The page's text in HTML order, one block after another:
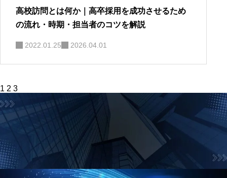
高校訪問とは何か｜高卒採用を成功させるため
の流れ・時期・担当者のコツを解説
2022.01.25 2026.04.01
投
の
ペ
ー
り
1 2 3